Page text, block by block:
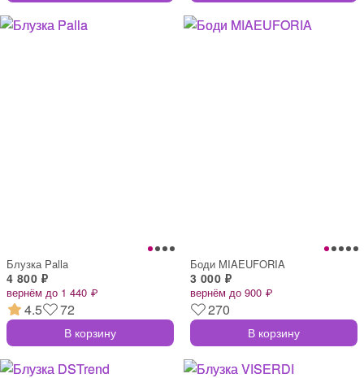
Блузка Palla
4 800 ₽
вернём до 1 440 ₽
4.5 72
В корзину
Боди MIAEUFORIA
3 000 ₽
вернём до 900 ₽
270
В корзину